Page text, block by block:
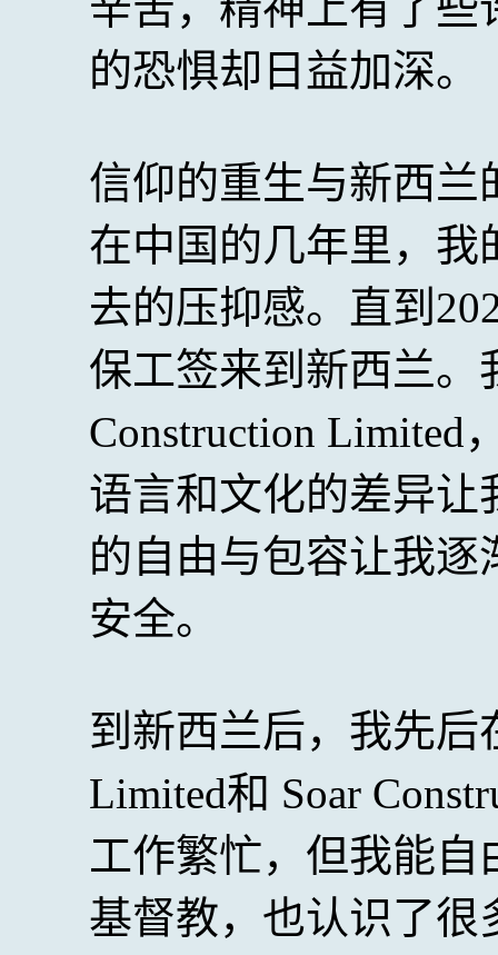
的恐惧却日益加深。
信仰的重生与新西兰
在中国的几年里，
去的压抑感。直到
保工签来到新西兰。
Construction Limited
语言和文化的差异
的自由与包容让我
安全。
到新西兰后，我先后
Limited和 Soar
工作繁忙，但我能
基督教，也认识了